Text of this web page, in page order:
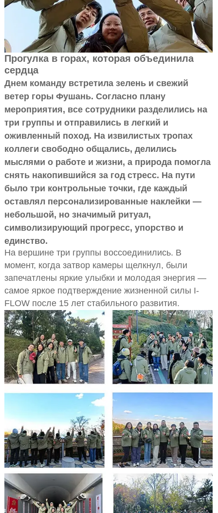
Прогулка в горах, которая объединила
сердца
Днем команду встретила зелень и свежий
ветер горы Фушань. Согласно плану
мероприятия, все сотрудники разделились на
три группы и отправились в легкий и
оживленный поход. На извилистых тропах
коллеги свободно общались, делились
мыслями о работе и жизни, а природа помогла
снять накопившийся за год стресс. На пути
было три контрольные точки, где каждый
оставлял персонализированные наклейки —
небольшой, но значимый ритуал,
символизирующий прогресс, упорство и
единство.
На вершине три группы воссоединились. В
момент, когда затвор камеры щелкнул, были
запечатлены яркие улыбки и молодая энергия —
самое яркое подтверждение жизненной силы I-
FLOW после 15 лет стабильного развития.